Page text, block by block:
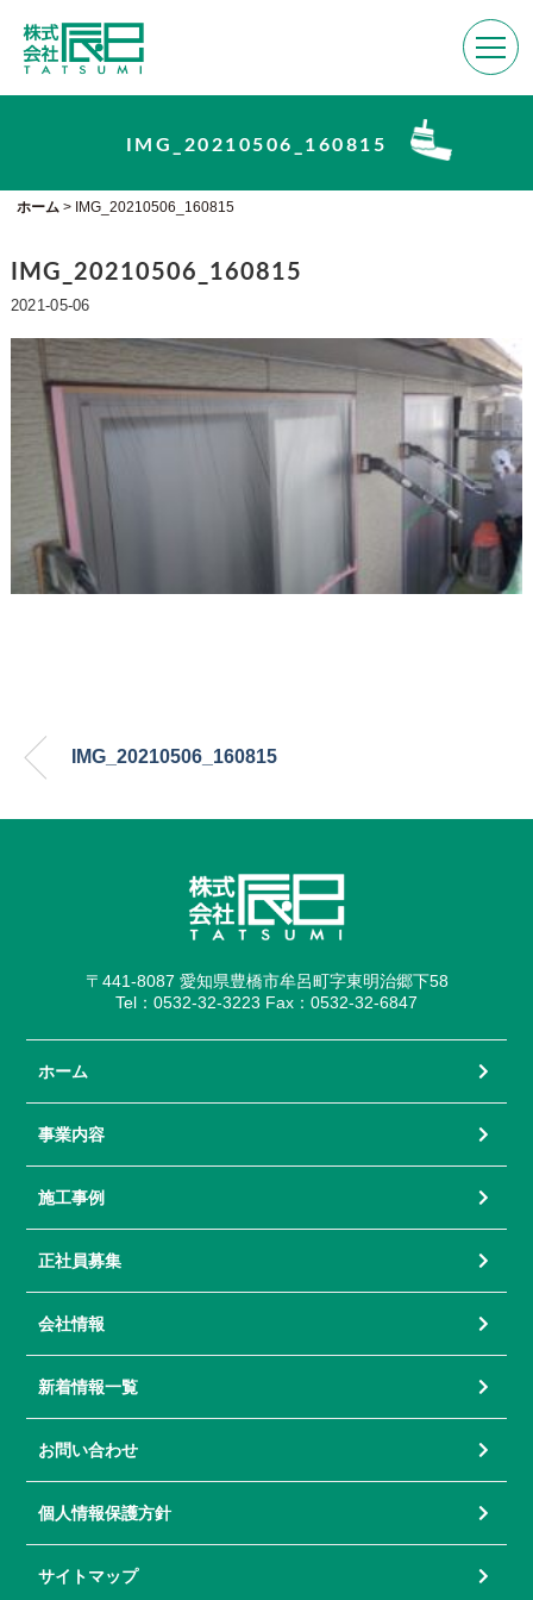
IMG_20210506_160815
ホーム> IMG_20210506_160815
IMG_20210506_160815
2021-05-06
IMG_20210506_160815
〒441-8087 愛知県豊橋市牟呂町字東明治郷下58
Tel：0532-32-3223 Fax：0532-32-6847
ホーム
事業内容
施工事例
正社員募集
会社情報
新着情報一覧
お問い合わせ
個人情報保護方針
サイトマップ